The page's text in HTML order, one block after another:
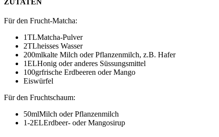
Für den Frucht-Matcha:
1TLMatcha-Pulver
2TLheisses Wasser
200mlkalte Milch oder Pflanzenmilch, z.B. Hafer
1ELHonig oder anderes Süssungsmittel
100grfrische Erdbeeren oder Mango
Eiswürfel
Für den Fruchtschaum:
50mlMilch oder Pflanzenmilch
1-2ELErdbeer- oder Mangosirup